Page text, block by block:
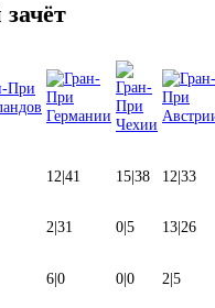
12|41 15|38 12|33
2|31 0|5 13|26
6|0 0|0 2|5